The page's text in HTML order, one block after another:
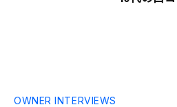
OWNER INTERVIEWS